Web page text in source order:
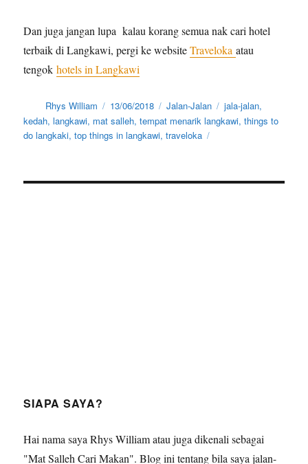
Dan juga jangan lupa kalau korang semua nak cari hotel
terbaik di Langkawi, pergi ke websiteTravelokaatau
tengokhotels in Langkawi
Author
Rhys William
Posted
on
13/06/2018 Categories
Jalan-Jalan Tags
jala-jalan,
kedah,langkawi, mat salleh,tempat menarik langkawi,things to
do langkaki,top things in langkawi,traveloka
SIAPA SAYA?
Hai nama saya Rhys William atau juga dikenali sebagai
"Mat Salleh Cari Makan". Blog ini tentang bila saya jalan-